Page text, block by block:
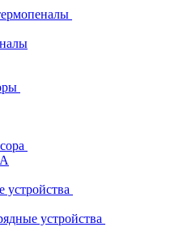
устройства
устройства